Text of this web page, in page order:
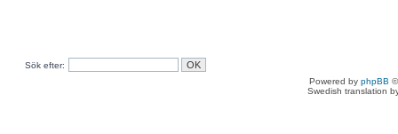
Sök efter:
Powered by phpBB
Swedish translation